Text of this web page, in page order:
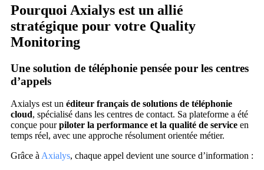
Pourquoi Axialys est un allié
stratégique pour votre Quality
Monitoring
Une solution de téléphonie pensée pour les centres
d’appels
Axialys est un éditeur français de solutions de téléphonie
cloud, spécialisé dans les centres de contact. Sa plateforme a été
conçue pourpiloter la performance et la qualité de service en
temps réel, avec une approche résolument orientée métier.
Grâce à Axialys, chaque appel devient une source d’information :